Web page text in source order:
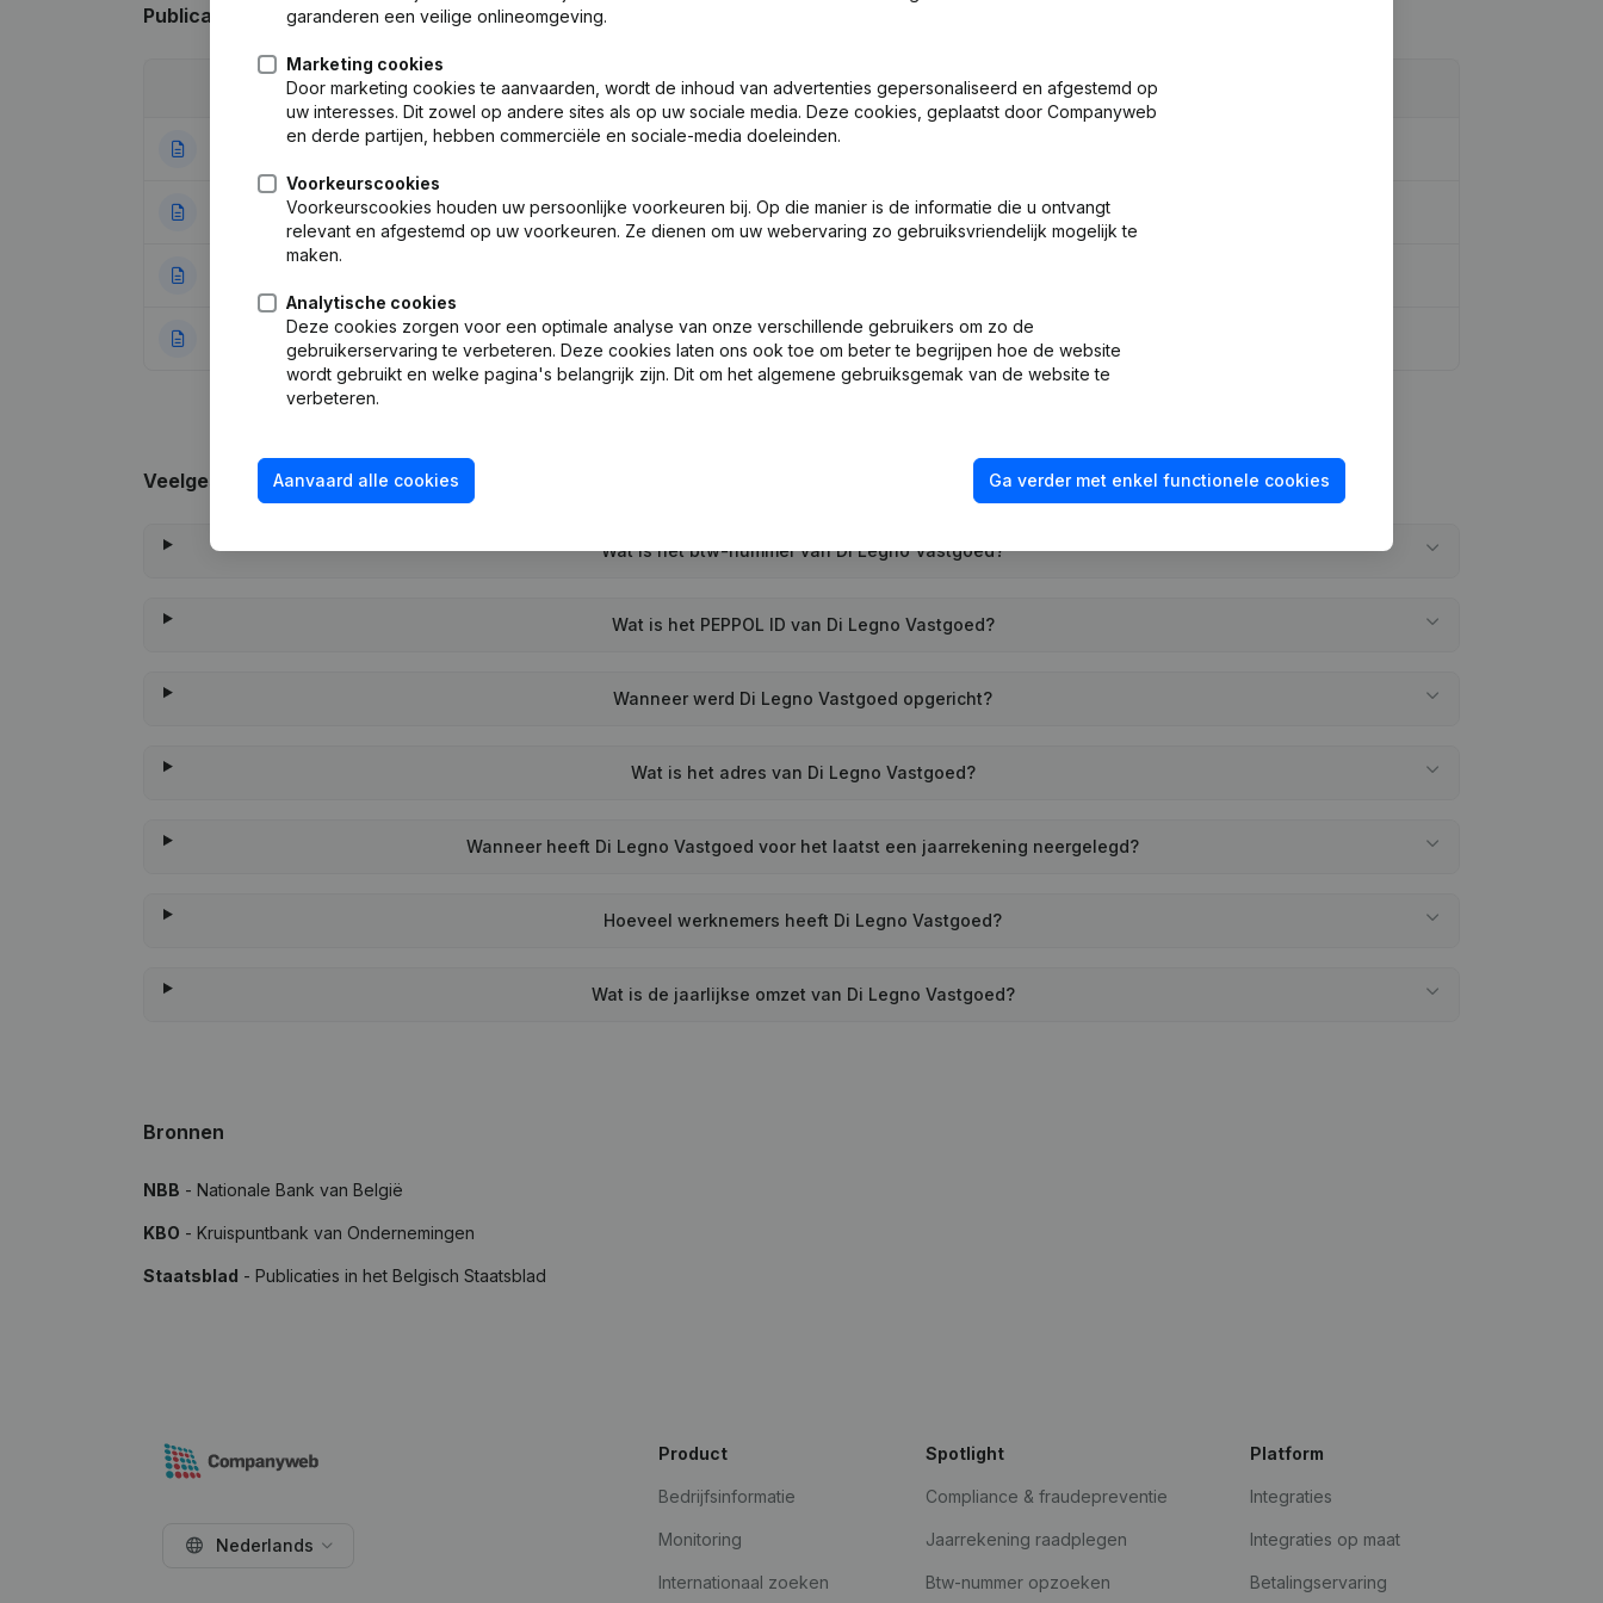
Publicaties van Di Legno Vastgoed
Publicatie
11-02-2026 Ontslagnemingen - Benoemingen
03-07-2024 Maatschappelijke Zetel
04-10-2022 Rubriek Oprichting (Nieuwe Rechtspersoon, Opening Bijkantoor, enz...)
Veelgestelde vragen
Wat is het btw-nummer van Di Legno Vastgoed?
Wat is het PEPPOL ID van Di Legno Vastgoed?
Wanneer werd Di Legno Vastgoed opgericht?
Wat is het adres van Di Legno Vastgoed?
Wanneer heeft Di Legno Vastgoed voor het laatst een jaarrekening neergelegd?
Hoeveel werknemers heeft Di Legno Vastgoed?
Wat is de jaarlijkse omzet van Di Legno Vastgoed?
Bronnen
NBB - Nationale Bank van België
KBO - Kruispuntbank van Ondernemingen
Staatsblad - Publicaties in het Belgisch Staatsblad
garanderen een veilige onlineomgeving.
Marketing cookies
Door marketing cookies te aanvaarden, wordt de inhoud van advertenties gepersonaliseerd en afgestemd op
uw interesses. Dit zowel op andere sites als op uw sociale media. Deze cookies, geplaatst door Companyweb
en derde partijen, hebben commerciële en sociale-media doeleinden.
Voorkeurscookies
Voorkeurscookies houden uw persoonlijke voorkeuren bij. Op die manier is de informatie die u ontvangt
relevant en afgestemd op uw voorkeuren. Ze dienen om uw webervaring zo gebruiksvriendelijk mogelijk te
maken.
Analytische cookies
Deze cookies zorgen voor een optimale analyse van onze verschillende gebruikers om zo de
gebruikerservaring te verbeteren. Deze cookies laten ons ook toe om beter te begrijpen hoe de website
wordt gebruikt en welke pagina's belangrijk zijn. Dit om het algemene gebruiksgemak van de website te
verbeteren.
Aanvaard alle cookies Ga verder met enkel functionele cookies
Nederlands
Product
Bedrijfsinformatie
Monitoring
Internationaal zoeken
Spotlight
Compliance & fraudepreventie
Jaarrekening raadplegen
Btw-nummer opzoeken
Platform
Integraties
Integraties op maat
Betalingservaring